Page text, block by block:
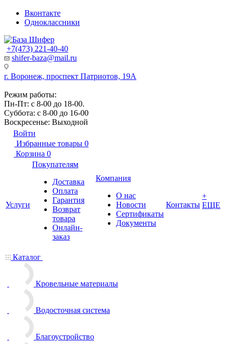
Вконтакте
Одноклассники
+7(473) 221-40-40
shifer-baza@mail.ru
г. Воронеж, проспект Патриотов, 19А
Режим работы:
Пн-Пт: с 8-00 до 18-00.
Суббота: с 8-00 до 16-00
Воскресенье: Выходной
Войти
Избранные товары 0
Корзина 0
Услуги
Покупателям
Доставка
Оплата
Гарантия
Возврат
товара
Онлайн-
заказ
Компания
О нас
Новости
Сертификаты
Документы
Контакты
+
ЕЩЕ
Каталог
Кровельные материалы
Водосточная система
Благоустройство